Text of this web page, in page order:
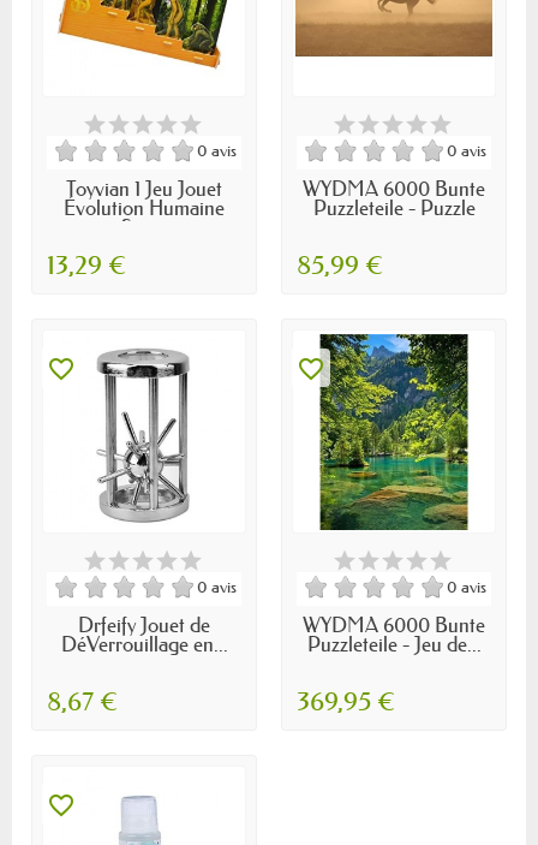
0 avis
Toyvian 1 Jeu Jouet
Évolution Humaine
Scie...
13,29 €
0 avis
WYDMA 6000 Bunte
Puzzleteile - Puzzle
85,99 €
favorite_border
0 avis
Drfeify Jouet de
DéVerrouillage en...
8,67 €
favorite_border
0 avis
WYDMA 6000 Bunte
Puzzleteile - Jeu de...
369,95 €
favorite_border